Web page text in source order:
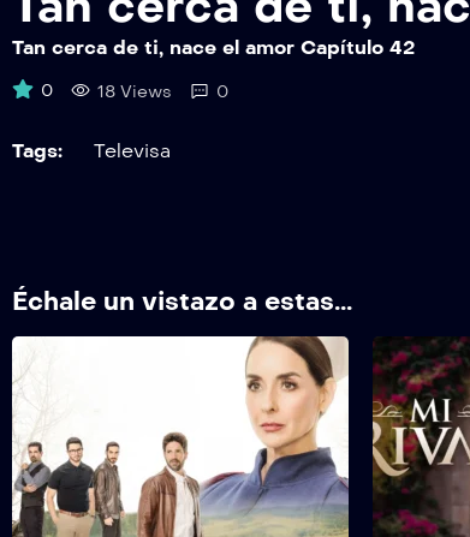
Tan cerca de ti, nace el amor Capítulo 42
0 18 Views 0
Tags: Televisa
Échale un vistazo a estas...